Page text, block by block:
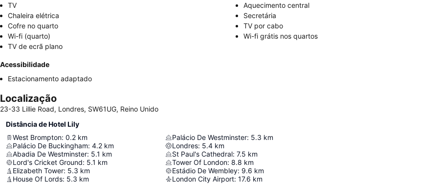
TV
Aquecimento central
Chaleira elétrica
Secretária
Cofre no quarto
TV por cabo
Wi-fi (quarto)
Wi-fi grátis nos quartos
TV de ecrã plano
Acessibilidade
Estacionamento adaptado
Localização
23-33 Lillie Road, Londres, SW61UG, Reino Unido
Distância de Hotel Lily
West Brompton: 0.2 km
Palácio De Buckingham: 4.2 km
Abadia De Westminster: 5.1 km
Lord's Cricket Ground: 5.1 km
Elizabeth Tower: 5.3 km
House Of Lords: 5.3 km
Palácio De Westminster: 5.3 km
Londres: 5.4 km
St Paul's Cathedral: 7.5 km
Tower Of London: 8.8 km
Estádio De Wembley: 9.6 km
London City Airport: 17.6 km